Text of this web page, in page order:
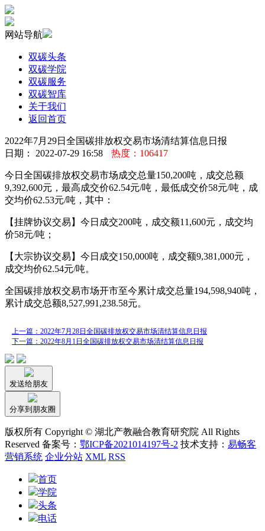
网站导航
双碳头条
双碳学院
双碳服务
双碳智库
关于我们
返回首页
2022年7月29日全国碳排放权交易市场清结算信息日报
日期： 2022-07-29 16:58
热度：106417
今日全国碳排放权交易市场成交总量150,200吨，成交总额
9,392,600元，最高成交价62.54元/吨，最低成交价58元/吨，成
交均价62.53元/吨，其中：
【挂牌协议交易】今日成交200吨，成交额11,600元，成交均
价58元/吨；
【大宗协议交易】今日成交150,000吨，成交额9,381,000元，
成交均价62.54元/吨。
全国碳排放权交易市场开市至今累计成交总量194,598,940吨，
累计成交总额8,527,991,238.58元。
上一篇：2022年7月28日全国碳排放权交易市场清结算信息日报
下一篇：2022年8月1日全国碳排放权交易市场清结算信息日报
发送给朋友
分享到朋友圈
版权所有 Copyright © 湖北产教融合教育研究院 All Rights
Reserved 备案号： 鄂ICP备2021014197号-2 技术支持： 易畅客
营销系统 企业分站 XML RSS
首页
学院
头条
电话